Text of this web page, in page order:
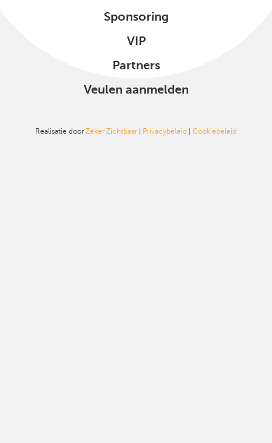
Sponsoring
VIP
Partners
Veulen aanmelden
Realisatie door Zeker Zichtbaar | Privacybeleid | Cookiebeleid